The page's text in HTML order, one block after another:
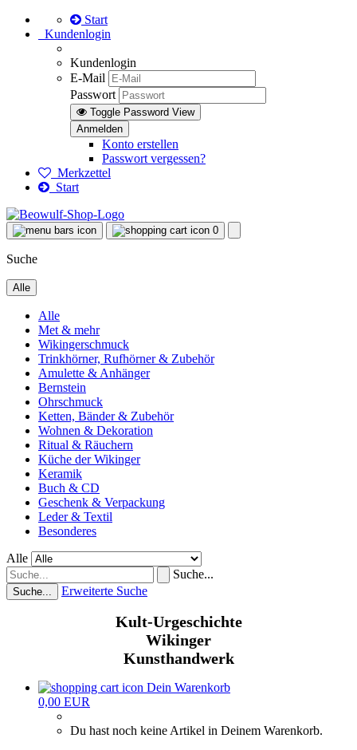
Start
Kundenlogin
Kundenlogin
E-Mail
Passwort
Toggle Password View
Konto erstellen
Passwort vergessen?
Merkzettel
Start
0
Suche
Alle
Alle
Met & mehr
Wikingerschmuck
Trinkhörner, Rufhörner & Zubehör
Amulette & Anhänger
Bernstein
Ohrschmuck
Ketten, Bänder & Zubehör
Wohnen & Dekoration
Ritual & Räuchern
Küche der Wikinger
Keramik
Buch & CD
Geschenk & Verpackung
Leder & Textil
Besonderes
Alle
Suche...
Suche... Erweiterte Suche
Kult-Urgeschichte
Wikinger
Kunsthandwerk
Dein Warenkorb
0,00 EUR
Du hast noch keine Artikel in Deinem Warenkorb.